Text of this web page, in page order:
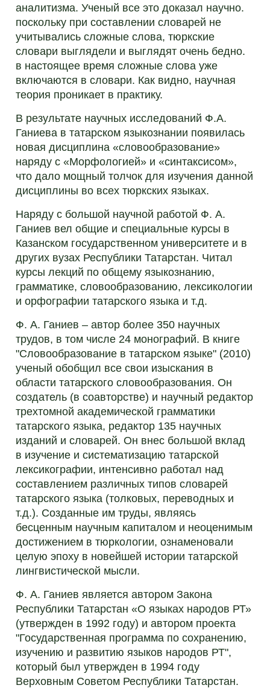
аналитизма. Ученый все это доказал научно.
поскольку при составлении словарей не
учитывались сложные слова, тюркские
словари выглядели и выглядят очень бедно.
в настоящее время сложные слова уже
включаются в словари. Как видно, научная
теория проникает в практику.
В результате научных исследований Ф.А.
Ганиева в татарском языкознании появилась
новая дисциплина «словообразование»
наряду с «Морфологией» и «синтаксисом»,
что дало мощный толчок для изучения данной
дисциплины во всех тюркских языках.
Наряду с большой научной работой Ф. А.
Ганиев вел общие и специальные курсы в
Казанском государственном университете и в
других вузах Республики Татарстан. Читал
курсы лекций по общему языкознанию,
грамматике, словообразованию, лексикологии
и орфографии татарского языка и т.д.
Ф. А. Ганиев – автор более 350 научных
трудов, в том числе 24 монографий. В книге
"Словообразование в татарском языке" (2010)
ученый обобщил все свои изыскания в
области татарского словообразования. Он
создатель (в соавторстве) и научный редактор
трехтомной академической грамматики
татарского языка, редактор 135 научных
изданий и словарей. Он внес большой вклад
в изучение и систематизацию татарской
лексикографии, интенсивно работал над
составлением различных типов словарей
татарского языка (толковых, переводных и
т.д.). Созданные им труды, являясь
бесценным научным капиталом и неоценимым
достижением в тюркологии, ознаменовали
целую эпоху в новейшей истории татарской
лингвистической мысли.
Ф. А. Ганиев является автором Закона
Республики Татарстан «О языках народов РТ»
(утвержден в 1992 году) и автором проекта
"Государственная программа по сохранению,
изучению и развитию языков народов РТ",
который был утвержден в 1994 году
Верховным Советом Республики Татарстан.